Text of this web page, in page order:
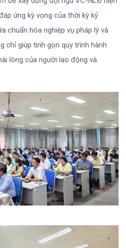
ứng kỳ vọng của thời kỳ kỷ
chuẩn hóa nghiệp vụ pháp lý và
chỉ giúp tinh gọn quy trình hành
lòng của người lao động và